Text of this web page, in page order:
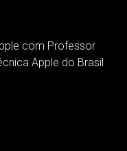
com Professor
Apple do Brasil